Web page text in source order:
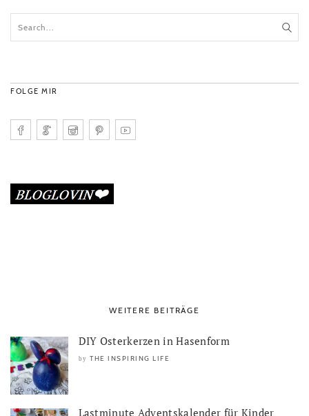
FOLGE MIR
WEITERE BEITRÄGE
DIY Osterkerzen in Hasenform
by THE INSPIRING LIFE
Lastminute Adventskalender für Kinder